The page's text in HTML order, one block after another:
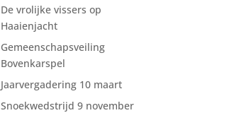
De vrolijke vissers op
Haaienjacht
Gemeenschapsveiling
Bovenkarspel
Jaarvergadering 10 maart
Snoekwedstrijd 9 november